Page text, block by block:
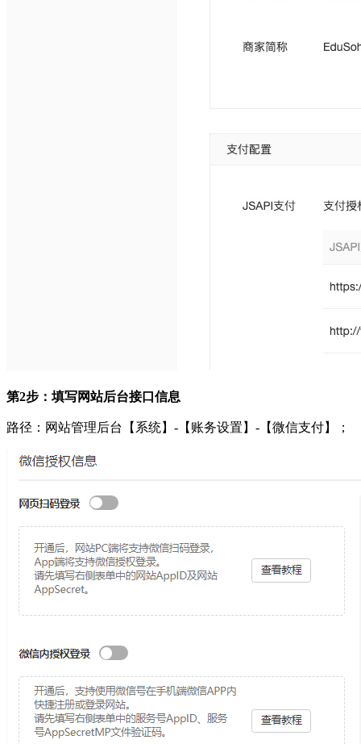
第2步：填写网站后台接口信息
路径：网站管理后台【系统】-【账务设置】-【微信支付】；